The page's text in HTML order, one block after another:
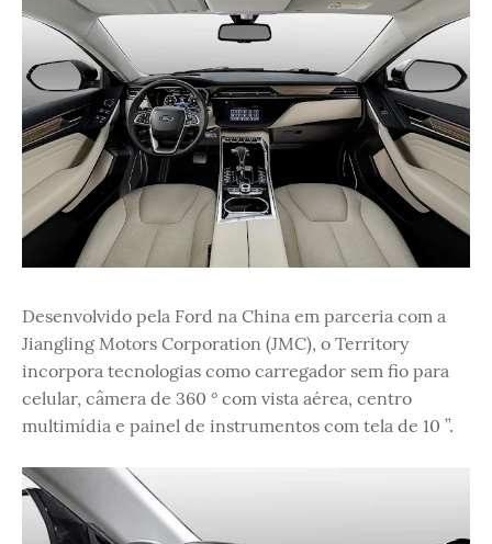
Desenvolvido pela Ford na China em parceria com a
Jiangling Motors Corporation (JMC), o Territory
incorpora tecnologias como carregador sem fio para
celular, câmera de 360 ​​° com vista aérea, centro
multimídia e painel de instrumentos com tela de 10 ”.